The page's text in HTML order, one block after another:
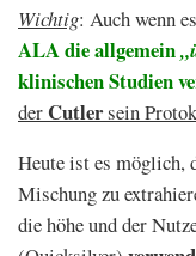
Wichtig: Auch wenn
ALA die allgemein
klinischen Studien
der Cutlersein
Heute ist es möglich,
Mischung zu
die höhe und der